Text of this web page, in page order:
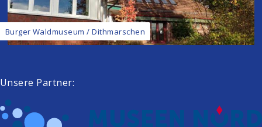
Burger Waldmuseum / Dithmarschen
Unsere Partner: